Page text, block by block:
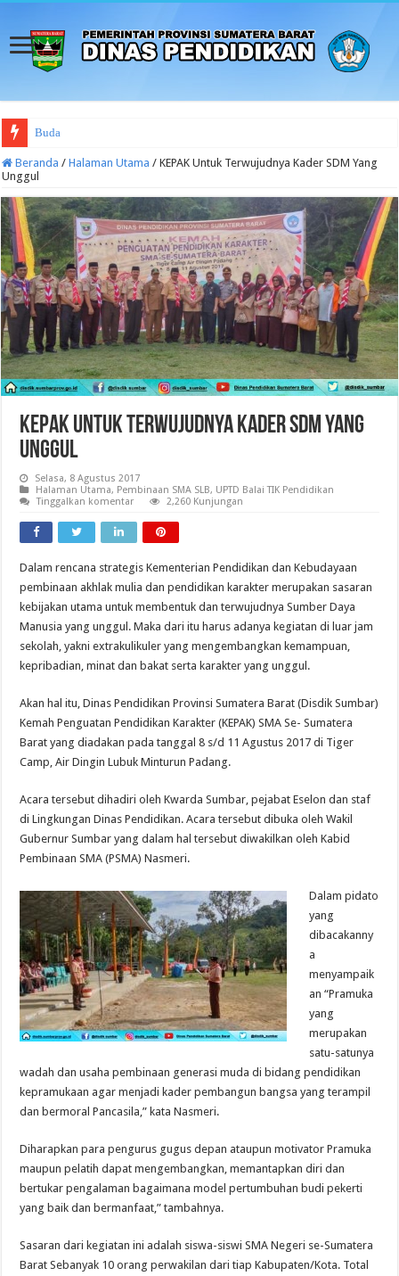
Budaya Sekolah Aman dan N
Beranda / Halaman Utama / KEPAK Untuk Terwujudnya Kader SDM Yang
Unggul
KEPAK Untuk Terwujudnya Kader SDM Yang
Unggul
Selasa, 8 Agustus 2017
Halaman Utama, Pembinaan SMA SLB, UPTD Balai TIK Pendidikan
Tinggalkan komentar
2,260 Kunjungan
Dalam rencana strategis Kementerian Pendidikan dan Kebudayaan
pembinaan akhlak mulia dan pendidikan karakter merupakan sasaran
kebijakan utama untuk membentuk dan terwujudnya Sumber Daya
Manusia yang unggul. Maka dari itu harus adanya kegiatan di luar jam
sekolah, yakni extrakulikuler yang mengembangkan kemampuan,
kepribadian, minat dan bakat serta karakter yang unggul.
Akan hal itu, Dinas Pendidikan Provinsi Sumatera Barat (Disdik Sumbar)
Kemah Penguatan Pendidikan Karakter (KEPAK) SMA Se- Sumatera
Barat yang diadakan pada tanggal 8 s/d 11 Agustus 2017 di Tiger
Camp, Air Dingin Lubuk Minturun Padang.
Acara tersebut dihadiri oleh Kwarda Sumbar, pejabat Eselon dan staf
di Lingkungan Dinas Pendidikan. Acara tersebut dibuka oleh Wakil
Gubernur Sumbar yang dalam hal tersebut diwakilkan oleh Kabid
Pembinaan SMA (PSMA) Nasmeri.
Dalam pidato
yang
dibacakanny
a
menyampaik
an “Pramuka
yang
merupakan
satu-satunya
wadah dan usaha pembinaan generasi muda di bidang pendidikan
kepramukaan agar menjadi kader pembangun bangsa yang terampil
dan bermoral Pancasila,” kata Nasmeri.
Diharapkan para pengurus gugus depan ataupun motivator Pramuka
maupun pelatih dapat mengembangkan, memantapkan diri dan
bertukar pengalaman bagaimana model pertumbuhan budi pekerti
yang baik dan bermanfaat,” tambahnya.
Sasaran dari kegiatan ini adalah siswa-siswi SMA Negeri se-Sumatera
Barat Sebanyak 10 orang perwakilan dari tiap Kabupaten/Kota. Total